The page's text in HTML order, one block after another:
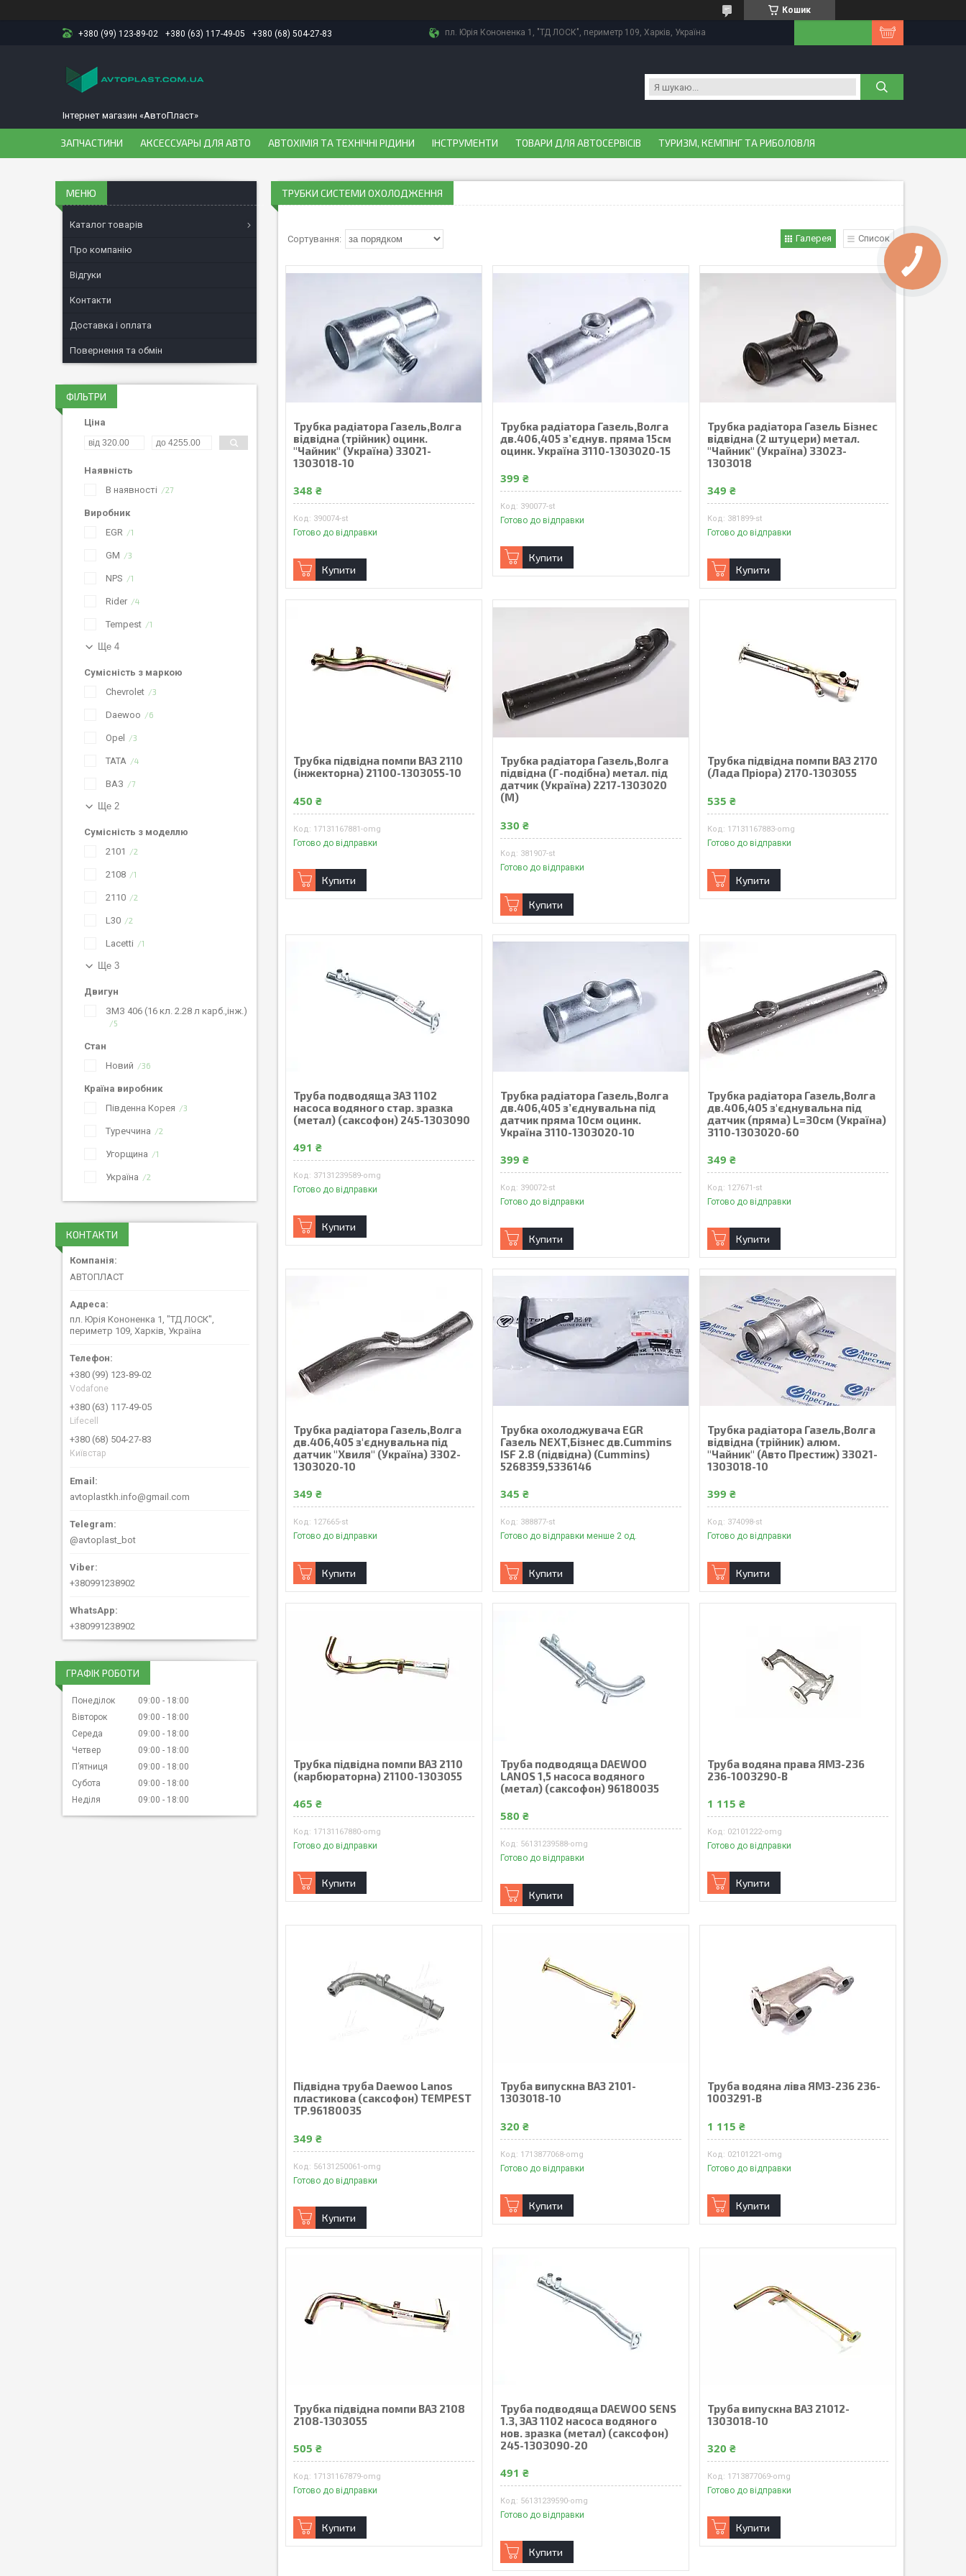
Кошик
+380 (99) 123-89-02 +380 (63) 117-49-05 +380 (68) 504-27-83 пл. Юрія Кононенка 1, "ТД ЛОСК", периметр 109, Харків, Україна
Інтернет магазин «АвтоПласт»
ЗАПЧАСТИНИ АКСЕССУАРЫ ДЛЯ АВТО АВТОХІМІЯ ТА ТЕХНІЧНІ РІДИНИ ІНСТРУМЕНТИ ТОВАРИ ДЛЯ АВТОСЕРВІСІВ ТУРИЗМ, КЕМПІНГ ТА РИБОЛОВЛЯ
ТРУБКИ СИСТЕМИ ОХОЛОДЖЕННЯ
Галерея Список
Трубка радiатора Газель,Волга
вiдвiдна (трiйник) оцинк.
"Чайник" (Україна) 33021-
1303018-10
348 ₴
390074-st
Готово до відправки
Купити
Трубка радіатора Газель,Волга
дв.406,405 з’єднув. пряма 15см
оцинк. Україна 3110-1303020-15
399 ₴
390077-st
Готово до відправки
Купити
Трубка радiатора Газель Бiзнес
вiдвiдна (2 штуцери) метал.
"Чайник" (Україна) 33023-
1303018
349 ₴
381899-st
Готово до відправки
Купити
Трубка підвідна помпи ВАЗ 2110
(інжекторна) 21100-1303055-10
450 ₴
17131167881-omg
Готово до відправки
Купити
Трубка радiатора Газель,Волга
пiдвiдна (Г-подiбна) метал. пiд
датчик (Україна) 2217-1303020
(М)
330 ₴
381907-st
Готово до відправки
Купити
Трубка підвідна помпи ВАЗ 2170
(Лада Пріора) 2170-1303055
535 ₴
17131167883-omg
Готово до відправки
Купити
Труба подводяща ЗАЗ 1102
насоса водяного стар. зразка
(метал) (саксофон) 245-1303090
491 ₴
37131239589-omg
Готово до відправки
Купити
Трубка радіатора Газель,Волга
дв.406,405 з’єднувальна під
датчик пряма 10см оцинк.
Україна 3110-1303020-10
399 ₴
390072-st
Готово до відправки
Купити
Трубка радiатора Газель,Волга
дв.406,405 з'єднувальна пiд
датчик (пряма) L=30см (Україна)
3110-1303020-60
349 ₴
127671-st
Готово до відправки
Купити
Трубка радiатора Газель,Волга
дв.406,405 з'єднувальна пiд
датчик "Хвиля" (Україна) 3302-
1303020-10
349 ₴
127665-st
Готово до відправки
Купити
Трубка охолоджувача EGR
Газель NEXT,Бiзнес дв.Cummins
ISF 2.8 (пiдвiдна) (Cummins)
5268359,5336146
345 ₴
388877-st
Готово до відправки менше 2 од.
Купити
Трубка радiатора Газель,Волга
вiдвiдна (трiйник) алюм.
"Чайник" (Авто Престиж) 33021-
1303018-10
399 ₴
374098-st
Готово до відправки
Купити
Трубка підвідна помпи ВАЗ 2110
(карбюраторна) 21100-1303055
465 ₴
17131167880-omg
Готово до відправки
Купити
Труба подводяща DAEWOO
LANOS 1,5 насоса водяного
(метал) (саксофон) 96180035
580 ₴
56131239588-omg
Готово до відправки
Купити
Труба водяна права ЯМЗ-236
236-1003290-В
1 115 ₴
02101222-omg
Готово до відправки
Купити
Підвідна труба Daewoo Lanos
пластикова (саксофон) TEMPEST
TP.96180035
349 ₴
56131250061-omg
Готово до відправки
Купити
Труба випускна ВАЗ 2101-
1303018-10
320 ₴
1713877068-omg
Готово до відправки
Купити
Труба водяна ліва ЯМЗ-236 236-
1003291-В
1 115 ₴
02101221-omg
Готово до відправки
Купити
Трубка підвідна помпи ВАЗ 2108
2108-1303055
505 ₴
17131167879-omg
Готово до відправки
Купити
Труба подводяща DAEWOO SENS
1.3, ЗАЗ 1102 насоса водяного
нов. зразка (метал) (саксофон)
245-1303090-20
491 ₴
56131239590-omg
Готово до відправки
Купити
Труба випускна ВАЗ 21012-
1303018-10
320 ₴
1713877069-omg
Готово до відправки
Купити
Каталог товарів
Про компанію
Відгуки
Контакти
Доставка і оплата
Повернення та обмін
ФІЛЬТРИ
Ціна
Наявність
В наявності
27
Виробник
EGR
1
GM 3
NPS 1
Rider 4
Tempest 1
Ще 4
Сумісність з маркою
Chevrolet
3
Daewoo 6
Opel 3
TATA 4
ВАЗ 7
Ще 2
Сумісність з моделлю
2101
2
2108 1
2110 2
L30 2
Lacetti 1
Ще 3
Двигун
ЗМЗ 406 (16 кл. 2.28 л карб.,інж.)
5
Стан
Новий
36
Країна виробник
Південна Корея
3
Туреччина 2
Угорщина 1
Україна 2
КОНТАКТИ
АВТОПЛАСТ
пл. Юрія Кононенка 1, "ТД ЛОСК",
периметр 109, Харків, Україна
+380 (99) 123-89-02
Vodafone
+380 (63) 117-49-05
Lifecell
+380 (68) 504-27-83
Київстар
avtoplastkh.info@gmail.com
@avtoplast_bot
+380991238902
+380991238902
ГРАФІК РОБОТИ
Понеділок 09:00
18:00
Вівторок
09:00
18:00
Середа
09:00
18:00
Четвер
09:00
18:00
Пʼятниця
09:00
18:00
Субота
09:00
18:00
Неділя
09:00 18:00